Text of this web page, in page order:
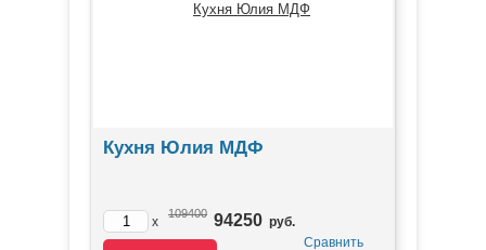
Кухня Юлия МДФ
x
109400 94250 руб.
Сравнить